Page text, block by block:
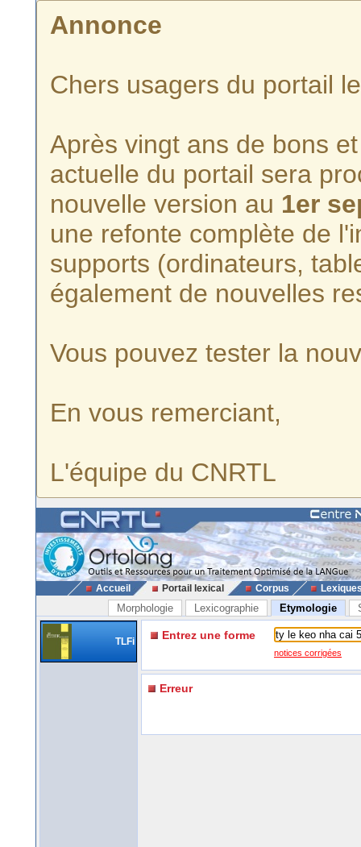
Annonce
Chers usagers du portail
Après vingt ans de bons
actuelle du portail sera
nouvelle version au 1er
une refonte complète de
supports (ordinateurs,
également de nouvelles
Vous pouvez tester la
En vous remerciant,
L'équipe du CNRTL
Accueil Portail lexical Corpus
Morphologie Lexicographie Etymologie
TLFi Entrez une forme
notices corrigées
Erreur